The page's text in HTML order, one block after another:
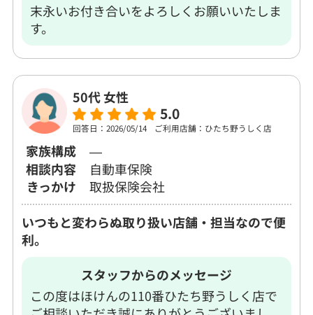
末永いお付き合いをよろしくお願いいたしま
す。
50代 女性
5.0
回答日：2026/05/14 ご利用店舗：ひたち野うしく店
家族構成
―
相談内容
自動車保険
きっかけ
取扱保険会社
いつもと変わらぬ取り扱い店舗・担当なので便
利。
スタッフからのメッセージ
この度はほけんの110番ひたち野うしく店で